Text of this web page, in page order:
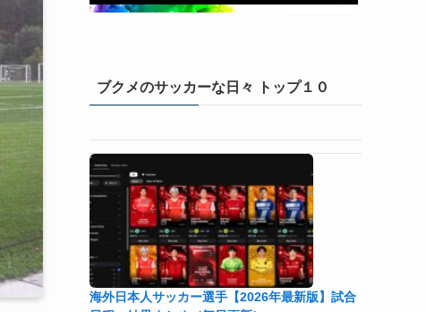
ブクメのサッカーな日々 トップ１０
海外日本人サッカー選手【2026年最新版】試合